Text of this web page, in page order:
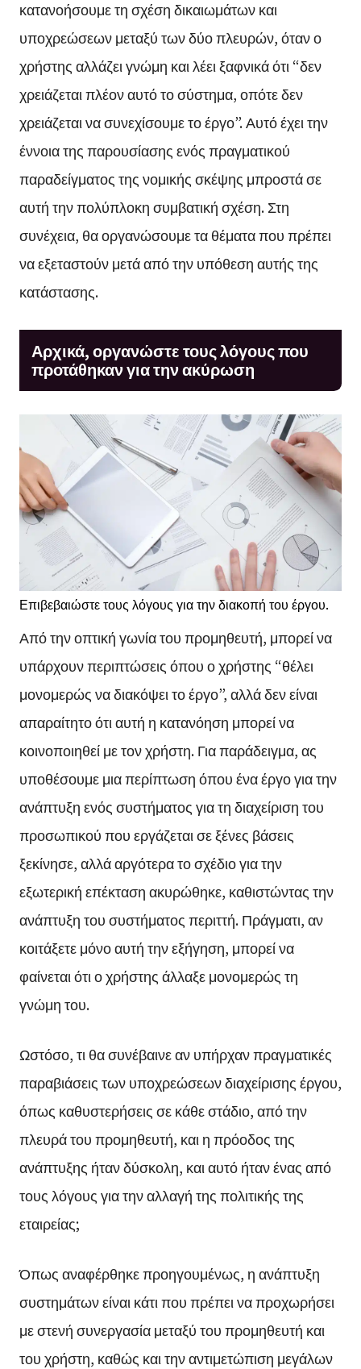
κατανοήσουμε τη σχέση δικαιωμάτων και
υποχρεώσεων μεταξύ των δύο πλευρών, όταν ο
χρήστης αλλάζει γνώμη και λέει ξαφνικά ότι “δεν
χρειάζεται πλέον αυτό το σύστημα, οπότε δεν
χρειάζεται να συνεχίσουμε το έργο”. Αυτό έχει την
έννοια της παρουσίασης ενός πραγματικού
παραδείγματος της νομικής σκέψης μπροστά σε
αυτή την πολύπλοκη συμβατική σχέση. Στη
συνέχεια, θα οργανώσουμε τα θέματα που πρέπει
να εξεταστούν μετά από την υπόθεση αυτής της
κατάστασης.
Αρχικά, οργανώστε τους λόγους που
προτάθηκαν για την ακύρωση
Επιβεβαιώστε τους λόγους για την διακοπή του έργου.
Από την οπτική γωνία του προμηθευτή, μπορεί να
υπάρχουν περιπτώσεις όπου ο χρήστης “θέλει
μονομερώς να διακόψει το έργο”, αλλά δεν είναι
απαραίτητο ότι αυτή η κατανόηση μπορεί να
κοινοποιηθεί με τον χρήστη. Για παράδειγμα, ας
υποθέσουμε μια περίπτωση όπου ένα έργο για την
ανάπτυξη ενός συστήματος για τη διαχείριση του
προσωπικού που εργάζεται σε ξένες βάσεις
ξεκίνησε, αλλά αργότερα το σχέδιο για την
εξωτερική επέκταση ακυρώθηκε, καθιστώντας την
ανάπτυξη του συστήματος περιττή. Πράγματι, αν
κοιτάξετε μόνο αυτή την εξήγηση, μπορεί να
φαίνεται ότι ο χρήστης άλλαξε μονομερώς τη
γνώμη του.
Ωστόσο, τι θα συνέβαινε αν υπήρχαν πραγματικές
παραβιάσεις των υποχρεώσεων διαχείρισης έργου,
όπως καθυστερήσεις σε κάθε στάδιο, από την
πλευρά του προμηθευτή, και η πρόοδος της
ανάπτυξης ήταν δύσκολη, και αυτό ήταν ένας από
τους λόγους για την αλλαγή της πολιτικής της
εταιρείας;
Όπως αναφέρθηκε προηγουμένως, η ανάπτυξη
συστημάτων είναι κάτι που πρέπει να προχωρήσει
με στενή συνεργασία μεταξύ του προμηθευτή και
του χρήστη, καθώς και την αντιμετώπιση μεγάλων